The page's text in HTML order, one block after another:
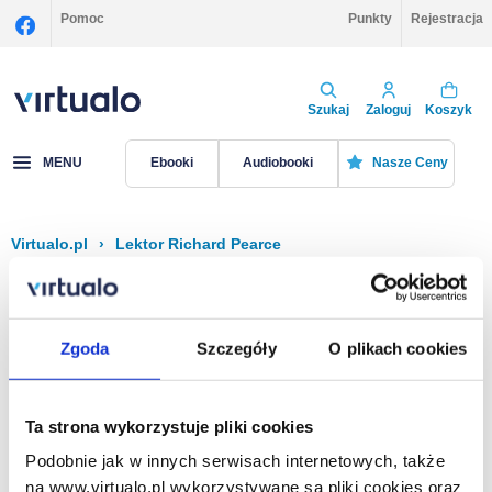
Zgoda Szczegóły O plikach cookies
Ta strona wykorzystuje pliki cookies
Podobnie jak w innych serwisach internetowych, także
na www.virtualo.pl wykorzystywane są pliki cookies oraz
Pomoc Punkty Rejestracja
Szukaj Zaloguj Koszyk
MENU Ebooki Audiobooki Nasze Ceny
Virtualo.pl › Lektor Richard Pearce
Filtruj Sortuj
Na stronie